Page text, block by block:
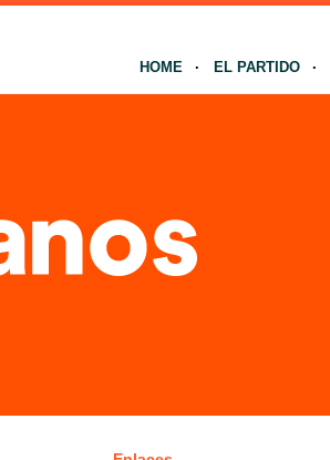
HOME EL PARTIDO